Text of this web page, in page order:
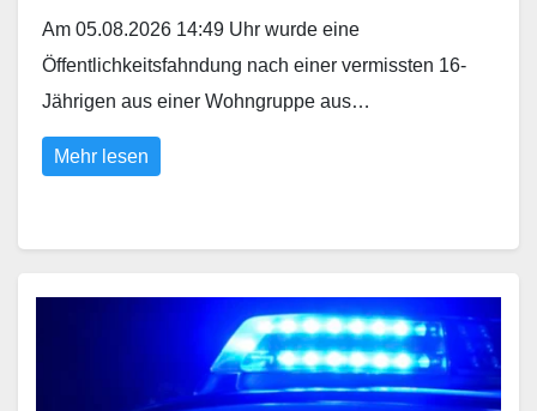
Am 05.08.2026 14:49 Uhr wurde eine
Öffentlichkeitsfahndung nach einer vermissten 16-
Jährigen aus einer Wohngruppe aus…
Mehr lesen